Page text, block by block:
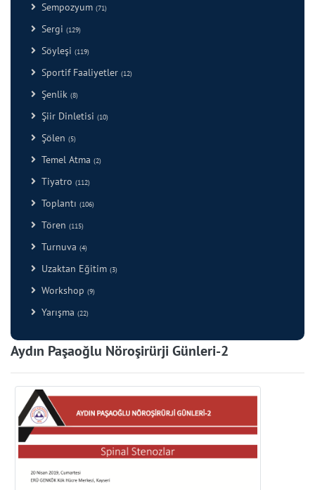
Sempozyum (71)
Sergi (129)
Söyleşi (119)
Sportif Faaliyetler (12)
Şenlik (8)
Şiir Dinletisi (10)
Şölen (5)
Temel Atma (2)
Tiyatro (112)
Toplantı (106)
Tören (115)
Turnuva (4)
Uzaktan Eğitim (3)
Workshop (9)
Yarışma (22)
Aydın Paşaoğlu Nöroşirürji Günleri-2